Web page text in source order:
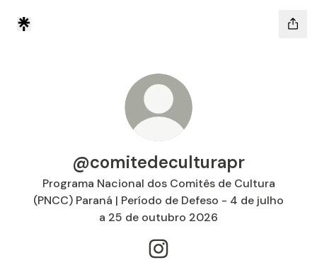
@comitedeculturapr
Programa Nacional dos Comitês de Cultura
(PNCC) Paraná | Período de Defeso - 4 de julho
a 25 de outubro 2026